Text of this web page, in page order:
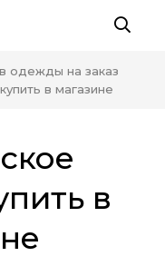
одежды на заказ
в магазине
в